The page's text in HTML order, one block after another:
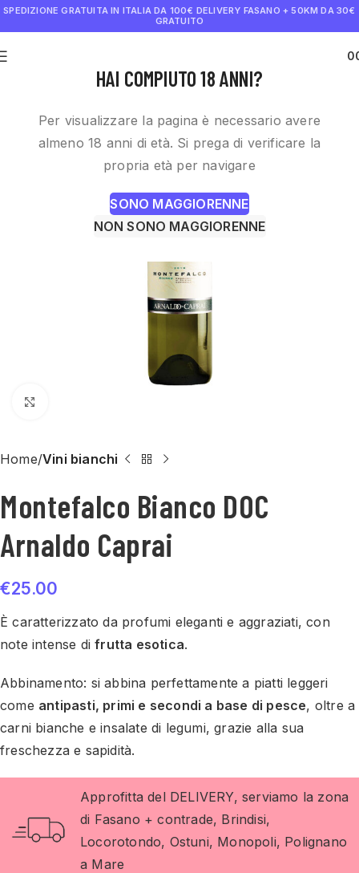
HAI COMPIUTO 18 ANNI?
Per visualizzare la pagina è necessario avere
almeno 18 anni di età. Si prega di verificare la
propria età per navigare
SONO MAGGIORENNE
NON SONO MAGGIORENNE
SPEDIZIONE GRATUITA IN ITALIA DA 100€ DELIVERY FASANO + 50KM DA 30€
GRATUITO
Home Vini bianchi
Montefalco Bianco DOC
Arnaldo Caprai
€25.00
È caratterizzato da profumi eleganti e aggraziati, con
note intense difrutta esotica.
Abbinamento: si abbina perfettamente a piatti leggeri
come antipasti, primi e secondi a base di pesce, oltre a
carni bianche e insalate di legumi, grazie alla sua
freschezza e sapidità.
Approfitta del DELIVERY, serviamo la zona
di Fasano + contrade, Brindisi,
Locorotondo, Ostuni, Monopoli, Polignano
a Mare